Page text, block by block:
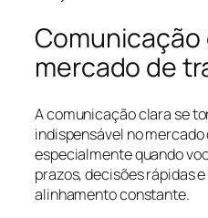
Comunicação
mercado de
A comunicação clara se
indispensável no mercado
especialmente quando
prazos, decisões rápidas
alinhamento constante.